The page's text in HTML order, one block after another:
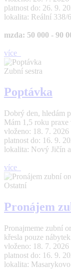
platnost do: 26. 9.
lokalita: Reální 338/
mzda: 50 000 - 90
více
Zubní sestra
Poptávka
Dobrý den, hledám
Mám 1,5 roku
vloženo: 18. 7. 2026
platnost do: 16. 9.
lokalita: Nový Jičín
více
Ostatní
Pronájem
Pronajmeme zubní
křesla pouze
vloženo: 18. 7. 2026
platnost do: 16. 9.
lokalita: